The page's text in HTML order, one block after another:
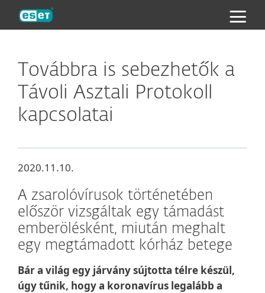
Továbbra is sebezhetők a
Távoli Asztali Protokoll
kapcsolatai
2020.11.10.
A zsarolóvírusok történetében
először vizsgáltak egy támadást
emberölésként, miután meghalt
egy megtámadott kórház betege
Bár a világ egy járvány sújtotta télre készül,
úgy tűnik, hogy a koronavírus legalább a
ESET